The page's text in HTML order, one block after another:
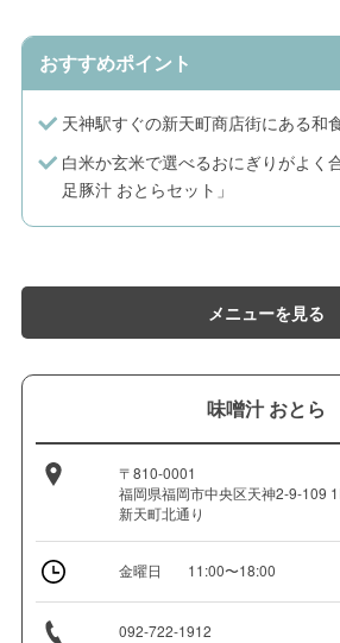
おすすめポイント
天神駅すぐの新天町商店街にある和
白米か玄米で選べるおにぎりがよく
足豚汁 おとらセット」
メニューを見る
味噌汁 おとら
〒810-0001
福岡県福岡市中央区天神2-9-109
新天町北通り
金曜日 11:00〜18:00
092-722-1912